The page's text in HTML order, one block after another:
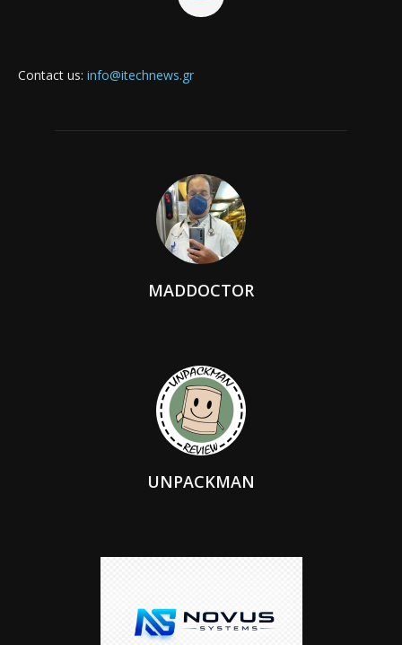
Contact us: info@itechnews.gr
MADDOCTOR
UNPACKMAN